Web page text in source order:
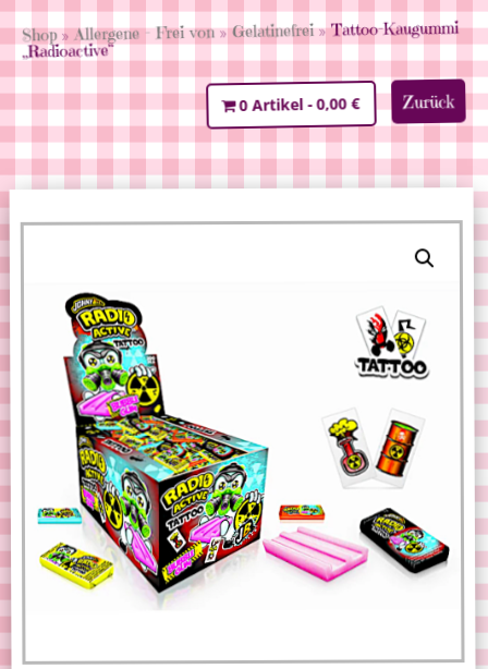
Shop»Allergene - Frei von»Gelatinefrei» Tattoo-Kaugummi
„Radioactive“
Zurück
0 Artikel 0,00 €